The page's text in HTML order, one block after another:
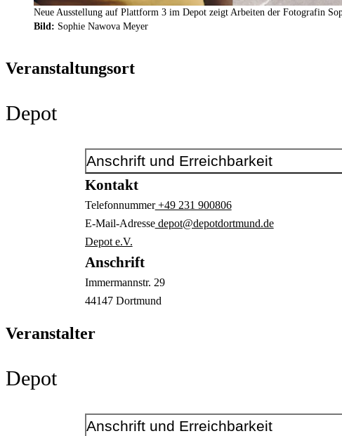
Neue Ausstellung auf Plattform 3 im Depot zeigt Arbeiten der Fotografin
Bild: Sophie Nawova Meyer
Veranstaltungsort
Depot
Anschrift und Erreichbarkeit
Kontakt
Telefonnummer+49 231 900806
E-Mail-Adressedepot@depotdortmund.de
Depot e.V.
Anschrift
Immermannstr. 29
44147 Dortmund
Veranstalter
Depot
Anschrift und Erreichbarkeit